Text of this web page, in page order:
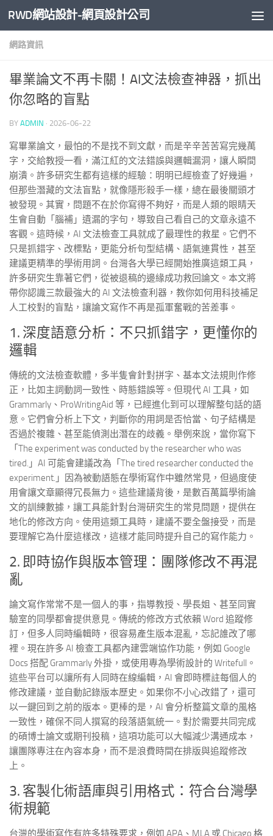
Skip to content
RWD網站設計-網頁設計公司
網路資訊
畢業論文不再卡關！AI文法檢查神器，抓出
你忽略的盲點
BY ADMIN · 2026-06-22
寫畢業論文，最怕的不是找不到文獻，而是辛辛苦苦寫完幾萬
字，交給教授一看，滿江紅的文法錯誤與邏輯漏洞，讓人瞬間
崩潰。許多研究生都有這樣的經驗：明明已經檢查了好幾遍，
但那些潛藏的文法盲點，就像隱形殺手一樣，總在最後關頭才
被發現。其實，問題不在於你寫得不夠好，而是人類的眼睛天
生會自動「腦補」遺漏的字句，導致自己看自己的文章永遠不
客觀。這時候，AI 文法檢查工具就成了最理性的救星。它們不
只是抓錯字、改標點，更能分析句型結構、語氣連貫性，甚至
建議更精準的學術用詞。台灣各大學已經開始推廣這類工具，
許多研究生靠著它們，從被退稿的邊緣成功救回論文。本文將
帶你認識三款最強大的 AI 文法檢查利器，教你如何用科技補足
人工校對的盲點，讓論文寫作不再是孤軍奮戰的苦差事。
1. 深度語意分析：不只抓錯字，更懂你的
邏輯
傳統的文法檢查軟體，多半隻會針對拼字、基本文法規則作修
正，比如主詞動詞一致性、時態錯誤等。但現代 AI 工具，如
Grammarly、ProWritingAid 等，已經進化到可以理解整句話的語
意。它們會分析上下文，判斷你的用詞是否恰當、句子結構是
否過於複雜、甚至能偵測出潛在的歧義。舉例來說，當你寫下
「The experiment was conducted by the researcher who was
tired.」AI 可能會建議改為「The tired researcher conducted the
experiment.」因為被動語態在學術寫作中雖然常見，但過度使
用會讓文章顯得冗長無力。這些建議背後，是數百萬篇學術論
文的訓練數據，讓工具能針對台灣研究生的常見問題，提供在
地化的修改方向。使用這類工具時，建議不要全盤接受，而是
要理解它為什麼這樣改，這樣才能同時提升自己的寫作能力。
2. 即時協作與版本管理：團隊修改不再混
亂
論文寫作常常不是一個人的事，指導教授、學長姐、甚至同實
驗室的同學都會提供意見。傳統的修改方式依賴 Word 追蹤修
訂，但多人同時編輯時，很容易產生版本混亂，忘記誰改了哪
裡。現在許多 AI 檢查工具都內建雲端協作功能，例如 Google
Docs 搭配 Grammarly 外掛，或使用專為學術設計的 Writefull。
這些平台可以讓所有人同時在線編輯，AI 會即時標註每個人的
修改建議，並自動記錄版本歷史。如果你不小心改錯了，還可
以一鍵回到之前的版本。更棒的是，AI 會分析整篇文章的風格
一致性，確保不同人撰寫的段落語氣統一。對於需要共同完成
的碩博士論文或期刊投稿，這項功能可以大幅減少溝通成本，
讓團隊專注在內容本身，而不是浪費時間在排版與追蹤修改
上。
3. 客製化術語庫與引用格式：符合台灣學
術規範
台灣的學術寫作有許多特殊要求，例如 APA、MLA 或 Chicago 格